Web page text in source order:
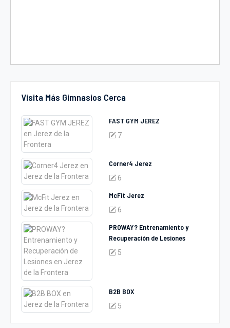
Visita Más Gimnasios Cerca
FAST GYM JEREZ
7
Corner4 Jerez
6
McFit Jerez
6
PROWAY? Entrenamiento y
Recuperación de Lesiones
5
B2B BOX
5